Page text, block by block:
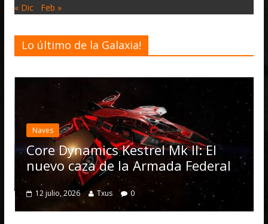
« Dic Feb »
Lo último de la Galaxia!
Dynamics Kestrel Mk II: El
caza de la Armada Federal
12 julio, 2026 Txus 0